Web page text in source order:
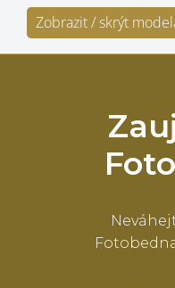
Zobrazit / skrýt